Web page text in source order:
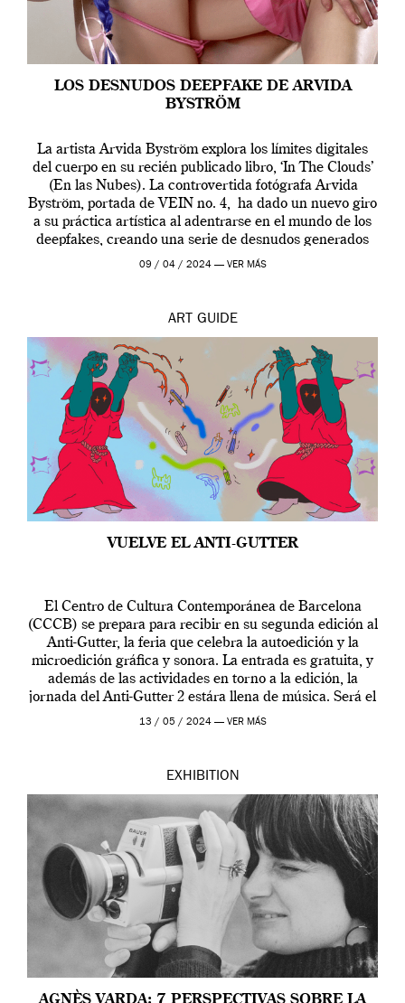
LOS DESNUDOS DEEPFAKE DE ARVIDA
BYSTRÖM
La artista Arvida Byström explora los límites digitales
del cuerpo en su recién publicado libro, ‘In The Clouds’
(En las Nubes). La controvertida fotógrafa Arvida
Byström, portada de VEIN no. 4, ha dado un nuevo giro
a su práctica artística al adentrarse en el mundo de los
deepfakes, creando una serie de desnudos generados
por […]
09 / 04 / 2024 — VER MÁS
ART GUIDE
VUELVE EL ANTI-GUTTER
El Centro de Cultura Contemporánea de Barcelona
(CCCB) se prepara para recibir en su segunda edición al
Anti-Gutter, la feria que celebra la autoedición y la
microedición gráfica y sonora. La entrada es gratuita, y
además de las actividades en torno a la edición, la
jornada del Anti-Gutter 2 estára llena de música. Será el
[…]
13 / 05 / 2024 — VER MÁS
EXHIBITION
AGNÈS VARDA: 7 PERSPECTIVAS SOBRE LA